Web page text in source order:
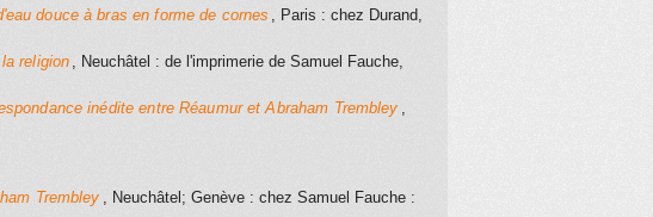
douce à bras en forme de cornes , Paris : chez Durand,
religion, Neuchâtel : de l'imprimerie de Samuel Fauche,
inédite entre Réaumur et Abraham Trembley ,
Trembley , Neuchâtel; Genève: chez Samuel Fauche: